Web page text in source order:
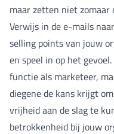
maar zetten niet zomaar
Verwijs in de e-mails
selling points van jouw
en speel in op het
functie als marketeer,
diegene de kans krijgt
vrijheid aan de slag te
betrokkenheid bij jouw